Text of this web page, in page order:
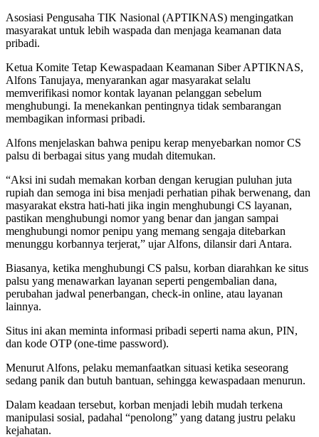
Asosiasi Pengusaha TIK Nasional (APTIKNAS) mengingatkan
masyarakat untuk lebih waspada dan menjaga keamanan data
pribadi.
Ketua Komite Tetap Kewaspadaan Keamanan Siber APTIKNAS,
Alfons Tanujaya, menyarankan agar masyarakat selalu
memverifikasi nomor kontak layanan pelanggan sebelum
menghubungi. Ia menekankan pentingnya tidak sembarangan
membagikan informasi pribadi.
Alfons menjelaskan bahwa penipu kerap menyebarkan nomor CS
palsu di berbagai situs yang mudah ditemukan.
“Aksi ini sudah memakan korban dengan kerugian puluhan juta
rupiah dan semoga ini bisa menjadi perhatian pihak berwenang, dan
masyarakat ekstra hati-hati jika ingin menghubungi CS layanan,
pastikan menghubungi nomor yang benar dan jangan sampai
menghubungi nomor penipu yang memang sengaja ditebarkan
menunggu korbannya terjerat,” ujar Alfons, dilansir dari Antara.
Biasanya, ketika menghubungi CS palsu, korban diarahkan ke situs
palsu yang menawarkan layanan seperti pengembalian dana,
perubahan jadwal penerbangan, check-in online, atau layanan
lainnya.
Situs ini akan meminta informasi pribadi seperti nama akun, PIN,
dan kode OTP (one-time password).
Menurut Alfons, pelaku memanfaatkan situasi ketika seseorang
sedang panik dan butuh bantuan, sehingga kewaspadaan menurun.
Dalam keadaan tersebut, korban menjadi lebih mudah terkena
manipulasi sosial, padahal “penolong” yang datang justru pelaku
kejahatan.